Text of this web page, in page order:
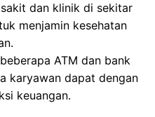
dan klinik di sekitar
menjamin kesehatan
ATM dan bank
karyawan dapat dengan
keuangan.